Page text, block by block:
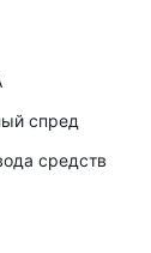
спред
средств